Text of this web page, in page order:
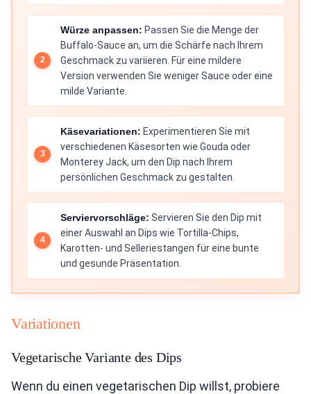
Würze anpassen: Passen Sie die Menge der
Buffalo-Sauce an, um die Schärfe nach Ihrem
Geschmack zu variieren. Für eine mildere
Version verwenden Sie weniger Sauce oder eine
milde Variante.
Käsevariationen: Experimentieren Sie mit
verschiedenen Käsesorten wie Gouda oder
Monterey Jack, um den Dip nach Ihrem
persönlichen Geschmack zu gestalten.
Serviervorschläge: Servieren Sie den Dip mit
einer Auswahl an Dips wie Tortilla-Chips,
Karotten- und Selleriestangen für eine bunte
und gesunde Präsentation.
Variationen
Vegetarische Variante des Dips
Wenn du einen vegetarischen Dip willst, probiere